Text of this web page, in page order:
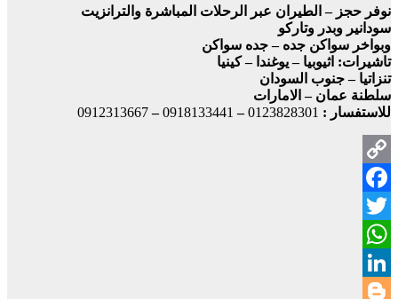
نوفر حجز – الطيران عبر الرحلات المباشرة والترانزيت
سودانير وبدر وتاركو
وبواخر سواكن جده – جده سواكن
تاشيرات: اثيوبيا – يوغندا – كينيا
تنزاتيا – جنوب السودان
سلطنة عمان – الامارات
للاستفسار : 0123828301
–
0918133441
–
0912313667
Copy
Link
Facebook
Twitter
WhatsApp
LinkedIn